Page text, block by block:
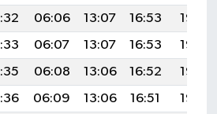
06:06 13:07 16:53
19:58
06:07 13:07 16:53
19:56
06:08 13:06 16:52
19:55
06:09 13:06 16:51
19:53